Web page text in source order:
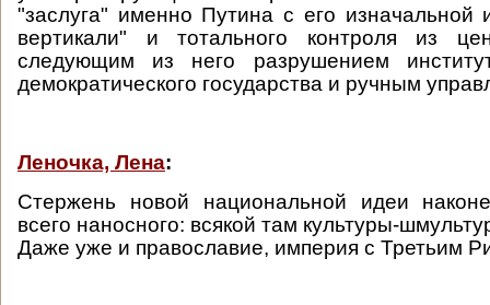
"заслуга" именно Путина с его изначальной
вертикали" и тотального контроля из
следующим из него разрушением
демократического государства и ручным
Леночка, Лена:
Стержень новой национальной идеи
всего наносного: всякой там культуры-
Даже уже и православие, империя с Третьим